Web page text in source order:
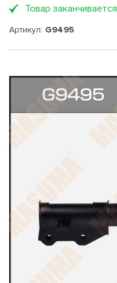
Товар заканчивается
Артикул: G9495